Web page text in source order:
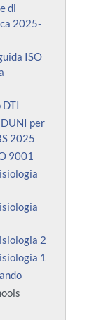
di
2025-
ISO
DTI
per
2025
9001
2
1